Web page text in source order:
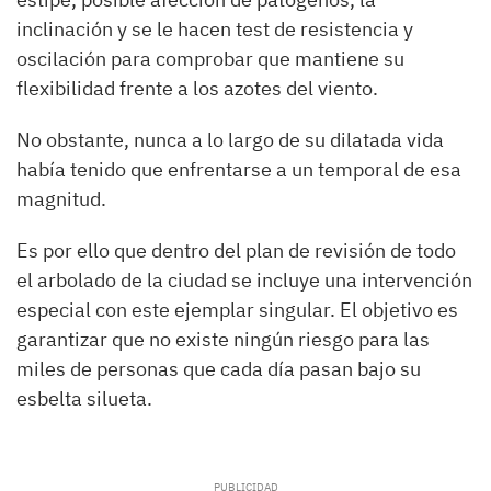
inclinación y se le hacen test de resistencia y
oscilación para comprobar que mantiene su
flexibilidad frente a los azotes del viento.
No obstante, nunca a lo largo de su dilatada vida
había tenido que enfrentarse a un temporal de esa
magnitud.
Es por ello que dentro del plan de revisión de todo
el arbolado de la ciudad se incluye una intervención
especial con este ejemplar singular. El objetivo es
garantizar que no existe ningún riesgo para las
miles de personas que cada día pasan bajo su
esbelta silueta.